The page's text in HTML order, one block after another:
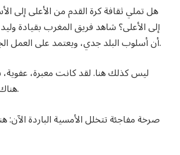
هل تملي ثقافة كرة القدم من الأعلى إلى
إلى الأعلى؟ شاهد فريق المغرب بقيادة
أن أسلوب البلد جدي، ويعتمد على العمل الجاد والمعاناة والبنية.
ليس كذلك هنا. لقد كانت معبرة، عفوية،
هناك كرم الروح واللطف.
صرخة مفاجئة تتخلل الأمسية الباردة الآن: